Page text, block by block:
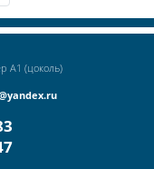
А1 (цоколь)